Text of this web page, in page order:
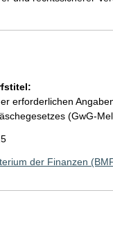
erforderlichen
(GwG-
der Finanzen